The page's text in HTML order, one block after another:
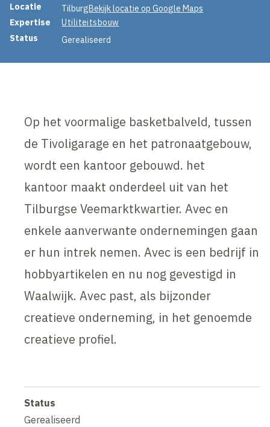
Projectinformatie
Locatie TilburgBekijk locatie op Google Maps
Expertise
Utiliteitsbouw
Status
Gerealiseerd
Op het voormalige basketbalveld, tussen
de Tivoligarage en het patronaatgebouw,
wordt een kantoor gebouwd. het
kantoor maakt onderdeel uit van het
Tilburgse Veemarktkwartier. Avec en
enkele aanverwante ondernemingen gaan
er hun intrek nemen. Avec is een bedrijf in
hobbyartikelen en nu nog gevestigd in
Waalwijk. Avec past, als bijzonder
creatieve onderneming, in het genoemde
creatieve profiel.
Status
Gerealiseerd